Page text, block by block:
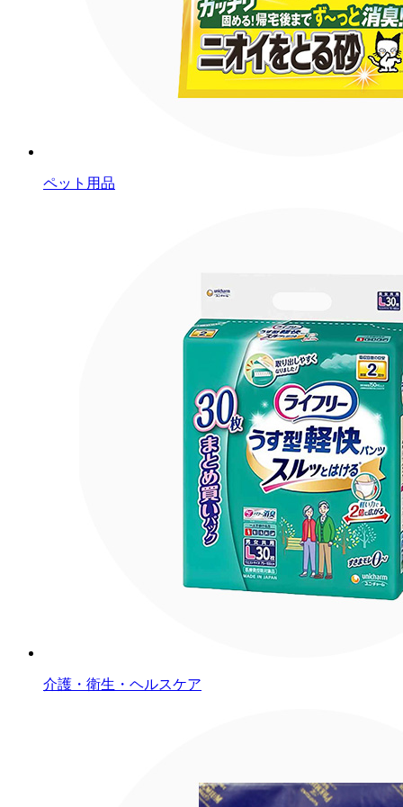
ペット用品
介護・衛生・ヘルスケア